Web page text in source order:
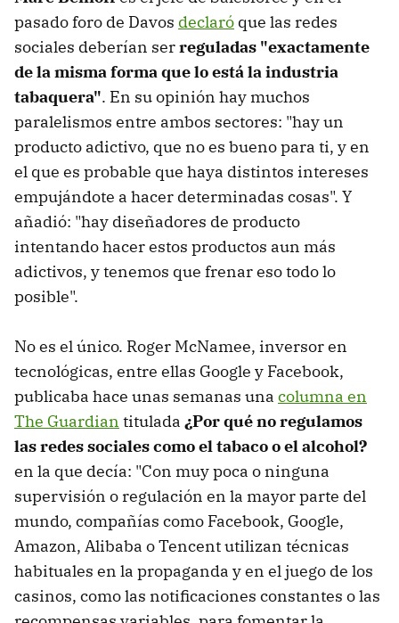
pasado foro de Davos declaró que las redes
sociales deberían serreguladas "exactamente
de la misma forma que lo está la industria
tabaquera". En su opinión hay muchos
paralelismos entre ambos sectores: "hay un
producto adictivo, que no es bueno para ti, y en
el que es probable que haya distintos intereses
empujándote a hacer determinadas cosas". Y
añadió: "hay diseñadores de producto
intentando hacer estos productos aun más
adictivos, y tenemos que frenar eso todo lo
posible".
No es el único. Roger McNamee, inversor en
tecnológicas, entre ellas Google y Facebook,
publicaba hace unas semanas una columna en
The Guardian titulada ¿Por qué no regulamos
las redes sociales como el tabaco o el alcohol?
en la que decía: "Con muy poca o ninguna
supervisión o regulación en la mayor parte del
mundo, compañías como Facebook, Google,
Amazon, Alibaba o Tencent utilizan técnicas
habituales en la propaganda y en el juego de los
casinos, como las notificaciones constantes o las